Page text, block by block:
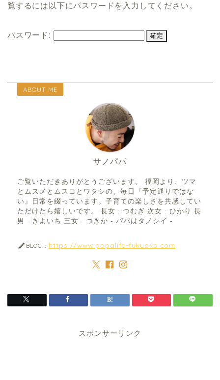
覧するには以下にパスワードを入力してください。
パスワード:
ABOUT ME
サノパパ
ご覧いただきありがとうございます。 福岡より、ツマ
とムスメとムスコとワタシの、毎日『予定通りではな
い』日常を綴っています。子育ての楽しさを共感してい
ただけたら嬉しいです。 長女 : つむぎ 次女 : ひかり 長
男 : きよいち 三女 : つきか - パパはタノシイ -
BLOG： https://www.papalife-fukuoka.com
スポンサーリンク